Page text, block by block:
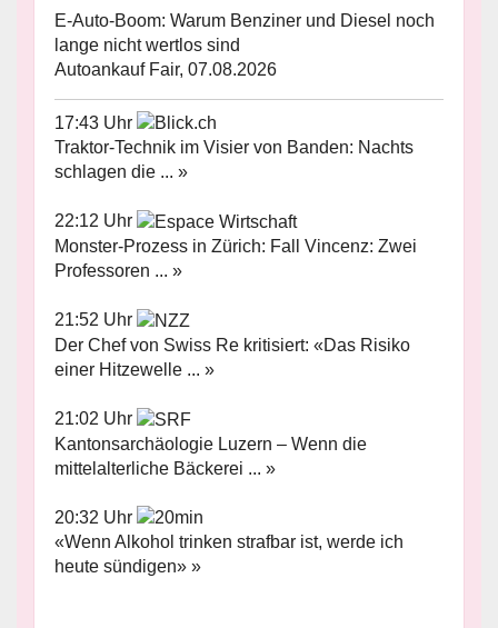
E-Auto-Boom: Warum Benziner und Diesel noch
lange nicht wertlos sind
Autoankauf Fair, 07.08.2026
17:43 Uhr
Traktor-Technik im Visier von Banden: Nachts
schlagen die ... »
22:12 Uhr
Monster-Prozess in Zürich: Fall Vincenz: Zwei
Professoren ... »
21:52 Uhr
Der Chef von Swiss Re kritisiert: «Das Risiko
einer Hitzewelle ... »
21:02 Uhr
Kantonsarchäologie Luzern – Wenn die
mittelalterliche Bäckerei ... »
20:32 Uhr
«Wenn Alkohol trinken strafbar ist, werde ich
heute sündigen» »